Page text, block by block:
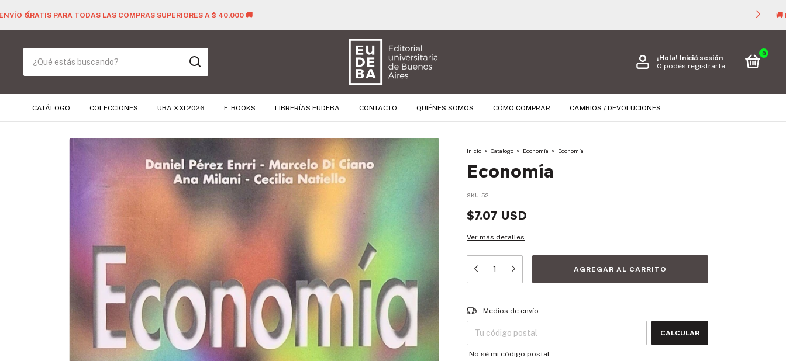
¡Hola! Iniciá sesión
O podés registrarte
0
CATÁLOGO COLECCIONES UBA XXI 2026 E-BOOKS LIBRERÍAS EUDEBA CONTACTO QUIÉNES SOMOS CÓMO COMPRAR CAMBIOS / DEVOLUCIONES
Inicio > Catalogo > Economía > Economía
Economía
SKU: 52
$7.07 USD
Ver más detalles
Entregas para el CP:
Medios de envío
CALCULAR
No sé mi código postal